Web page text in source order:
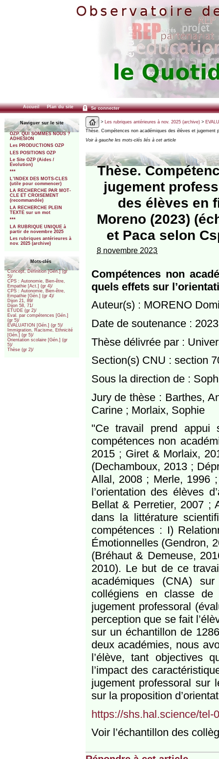
Accueil Plan du site Se connecter
Naviguer sur le site
OZP. QUI SOMMES NOUS ?
ADHESION
Les PRODUCTIONS OZP
LES POSITIONS OZP
Le Site OZP (Aides /
Evolution)
***
L’INDEX DES MOTS-CLES
(utile pour commencer)
LA RECHERCHE PAR MOT-
CLE ET CROISEMENT
(recommandée)
LA RECHERCHE PLEIN
TEXTE sur un mot
***
LA RUBRIQUE UNIQUE à
partir de novembre 2025
Les rubriques antérieures à
nov. 2025 (archive)
Mots-clés
Concept, Définition [Gén.] (gr
5)/
CPS : Autonomie, Bien-être,
Empathie [Act.] (gr 4)/
CPS : Autonomie, Bien-être,
Empathie [Gén.] (gr 4)/
Dijon 21, 89/
Dijon 58, 71/
ETUDE (gr 2)/
Eval. par compétences [Gén.]
(gr 5)/
EVALUATION [Gén.] (gr 5)/
Immigration, Racisme, Ethnicité
[Gén.] (gr 5)/
Orientation scolaire [Gén.] (gr
5)/
Thèse (gr 2)/
> Les rubriques antérieures à nov. 2025 (archive)>
Thèse. Compétences non académiques des élèves et jugement
Voir à gauche les mots-clés liés à cet article
Thèse.
jugement
des élèves en
Moreno (2023)
et Paca selon
8 novembre 2023
Compétences non
quels effets sur
Auteur(s) : MORENO
Date de soutenance : 2023
Thèse délivrée par :
Section(s) CNU : section
Sous la direction de :
Jury de thèse : Barthes,
Carine ; Morlaix, Sophie
"Ce travail prend
compétences non
2015 ; Giret & Morlaix,
(Dechamboux, 2013 ;
Allal, 2008 ; Merle, 1996
l’orientation des élèves
Bellat & Perretier, 2007 ;
dans la littérature
compétences : I)
Émotionnelles (Gendron,
(Bréhaut & Demeuse,
2010). Le but de ce
académiques (CNA)
collégiens en classe
jugement professoral
perception que se fait
sur un échantillon de
deux académies, nous
l’élève, tant objectives
l’impact des
jugement professoral sur
sur la proposition
https://shs.hal.science/tel-
Voir l’échantillon des